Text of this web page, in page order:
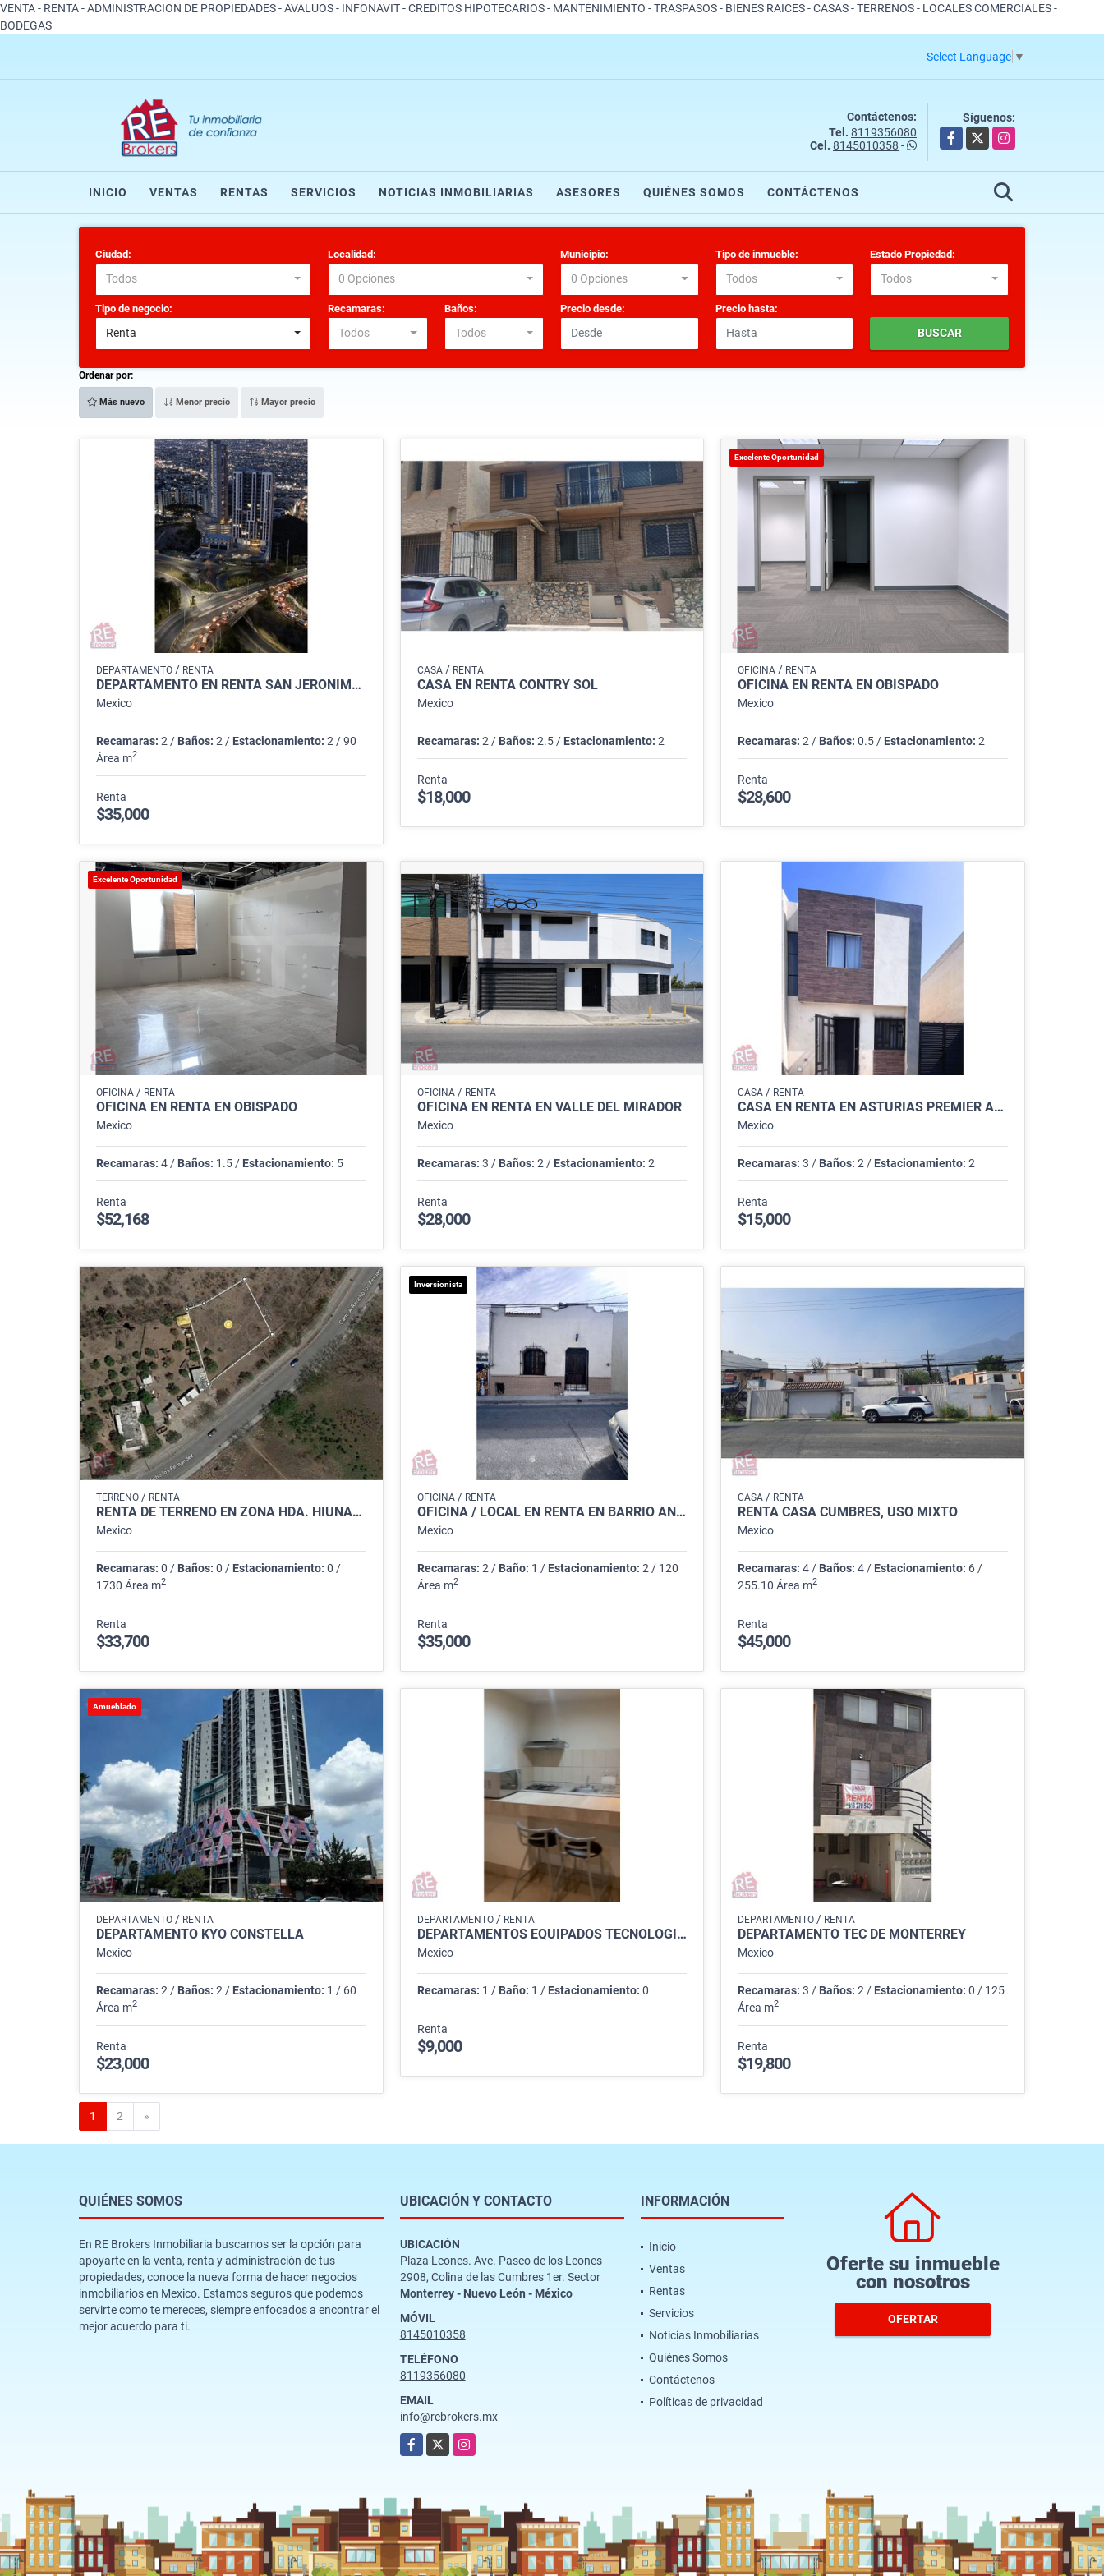
VENTA - RENTA - ADMINISTRACION DE PROPIEDADES - AVALUOS - INFONAVIT - CREDITOS HIPOTECARIOS - MANTENIMIENTO - TRASPASOS - BIENES RAICES - CASAS - TERRENOS - LOCALES COMERCIALES -
BODEGAS
Select Language ▼
Contáctenos:
Tel. 8119356080
Cel. 8145010358 -
Síguenos:
Facebook
X Instagram
INICIO VENTAS RENTAS SERVICIOS NOTICIAS INMOBILIARIAS ASESORES QUIÉNES SOMOS CONTÁCTENOS
Ciudad:
Todos
Localidad:
0 Opciones
Municipio:
0 Opciones
Tipo de inmueble:
Todos
Estado Propiedad:
Todos
Tipo de negocio:
Renta
Recamaras:
Todos
Baños:
Todos
Precio desde: Precio hasta:
BUSCAR
Ordenar por:
Más nuevo Menor precio Mayor precio
DEPARTAMENTO / RENTA
DEPARTAMENTO EN RENTA SAN JERONIMO, DINASTIA
Mexico
Recamaras: 2 / Baños: 2 / Estacionamiento: 2 / 90
Área m2
Renta
$35,000
CASA/ RENTA
CASA EN RENTA CONTRY SOL
Mexico
Recamaras: 2 / Baños: 2.5 / Estacionamiento: 2
Renta
$18,000
Excelente Oportunidad
OFICINA / RENTA
OFICINA EN RENTA EN OBISPADO
Mexico
Recamaras: 2 / Baños: 0.5 / Estacionamiento: 2
Renta
$28,600
Excelente Oportunidad
OFICINA / RENTA
OFICINA EN RENTA EN OBISPADO
Mexico
Recamaras: 4 / Baños: 1.5 / Estacionamiento: 5
Renta
$52,168
OFICINA/ RENTA
OFICINA EN RENTA EN VALLE DEL MIRADOR
Mexico
Recamaras: 3 / Baños: 2 / Estacionamiento: 2
Renta
$28,000
CASA / RENTA
CASA EN RENTA EN ASTURIAS PREMIER APODACA
Mexico
Recamaras: 3 / Baños: 2 / Estacionamiento: 2
Renta
$15,000
TERRENO / RENTA
RENTA DE TERRENO EN ZONA HDA. HIUNALÁ, APOCADA
Mexico
Recamaras: 0 / Baños: 0 / Estacionamiento: 0 /
1730 Área m2
Renta
$33,700
Inversionista
OFICINA/ RENTA
OFICINA / LOCAL EN RENTA EN BARRIO ANTIGUO
Mexico
Recamaras: 2 / Baño: 1 / Estacionamiento: 2 / 120
Área m2
Renta
$35,000
CASA / RENTA
RENTA CASA CUMBRES, USO MIXTO
Mexico
Recamaras: 4 / Baños: 4 / Estacionamiento: 6 /
255.10 Área m2
Renta
$45,000
Amueblado
DEPARTAMENTO / RENTA
DEPARTAMENTO KYO CONSTELLA
Mexico
Recamaras: 2 / Baños: 2 / Estacionamiento: 1 / 60
Área m2
Renta
$23,000
DEPARTAMENTO/ RENTA
DEPARTAMENTOS EQUIPADOS TECNOLOGICO
Mexico
Recamaras: 1 / Baño: 1 / Estacionamiento: 0
Renta
$9,000
DEPARTAMENTO / RENTA
DEPARTAMENTO TEC DE MONTERREY
Mexico
Recamaras: 3 / Baños: 2 / Estacionamiento: 0 / 125
Área m2
Renta
$19,800
1 2 »
QUIÉNES SOMOS
En RE Brokers Inmobiliaria buscamos ser la opción para
apoyarte en la venta, renta y administración de tus
propiedades, conoce la nueva forma de hacer negocios
inmobiliarios en Mexico. Estamos seguros que podemos
servirte como te mereces, siempre enfocados a encontrar el
mejor acuerdo para ti.
UBICACIÓN Y CONTACTO
UBICACIÓN
Plaza Leones. Ave. Paseo de los Leones
2908, Colina de las Cumbres 1er. Sector
Monterrey - Nuevo León - México
MÓVIL
8145010358
TELÉFONO
8119356080
EMAIL
info@rebrokers.mx
Facebook
X Instagram
INFORMACIÓN
Inicio
Ventas
Rentas
Servicios
Noticias Inmobiliarias
Quiénes Somos
Contáctenos
Políticas de privacidad
Oferte su inmueble
con nosotros
OFERTAR